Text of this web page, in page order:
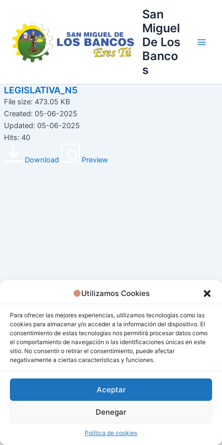
Utilizamos Cookies
Para ofrecer las mejores experiencias, utilizamos tecnologías como las
cookies para almacenar y/o acceder a la información del dispositivo. El
consentimiento de estas tecnologías nos permitirá procesar datos como
el comportamiento de navegación o las identificaciones únicas en este
sitio. No consentir o retirar el consentimiento, puede afectar
negativamente a ciertas características y funciones.
Aceptar
Denegar
Política de cookies
contenido
San
Miguel
De Los
Banco
s
LEGISLATIVA_N5
File size: 473.05 KB
Created: 05-06-2025
Updated: 05-06-2025
Hits: 40
Download Preview
Todos los derechos © 2026 San Miguel De Los Bancos |